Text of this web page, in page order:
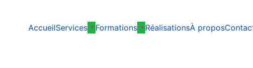
AccueilServices Formations RéalisationsÀ propos